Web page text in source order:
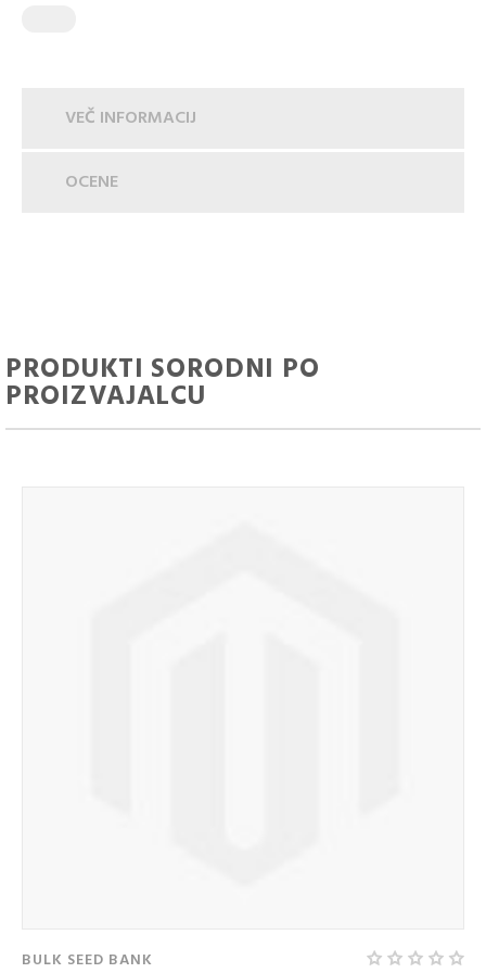
VEČ INFORMACIJ
OCENE
PRODUKTI SORODNI PO
PROIZVAJALCU
BULK SEED BANK